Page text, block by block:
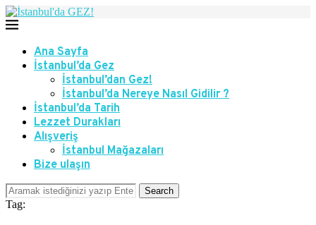
Ana Sayfa
İstanbul’da Gez
İstanbul’dan Gez!
İstanbul’da Nereye Nasıl Gidilir ?
İstanbul’da Tarih
Lezzet Durakları
Alışveriş
İstanbul Mağazaları
Bize ulaşın
Search
Tag: